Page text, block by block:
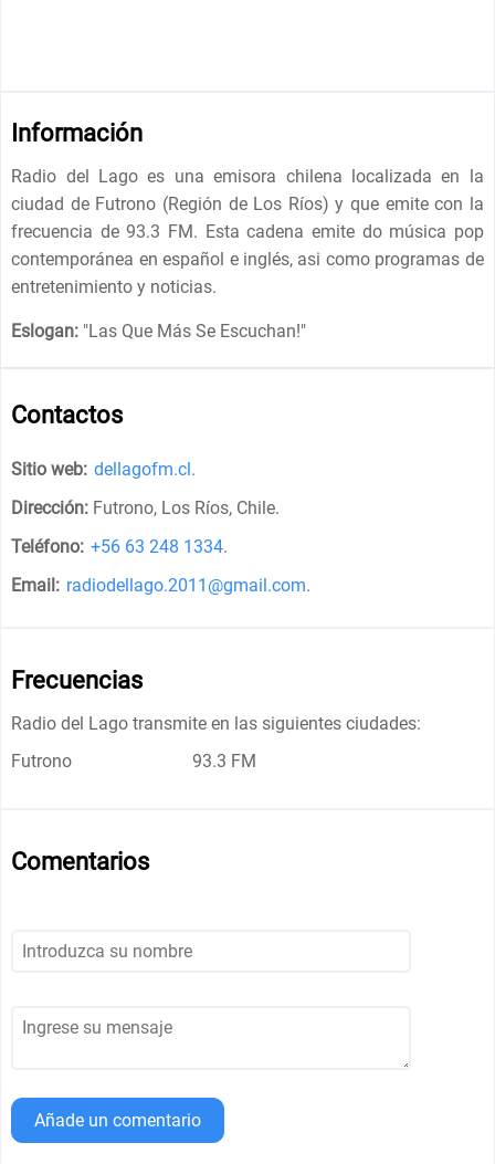
Información
Radio del Lago es una emisora chilena localizada en la
ciudad de Futrono (Región de Los Ríos) y que emite con la
frecuencia de 93.3 FM. Esta cadena emite do música pop
contemporánea en español e inglés, asi como programas de
entretenimiento y noticias.
Eslogan: "Las Que Más Se Escuchan!"
Contactos
Sitio web: dellagofm.cl.
Dirección: Futrono, Los Ríos, Chile.
Teléfono: +56 63 248 1334.
Email: radiodellago.2011@gmail.com.
Frecuencias
Radio del Lago transmite en las siguientes ciudades:
Futrono
93.3 FM
Comentarios
Añade un comentario